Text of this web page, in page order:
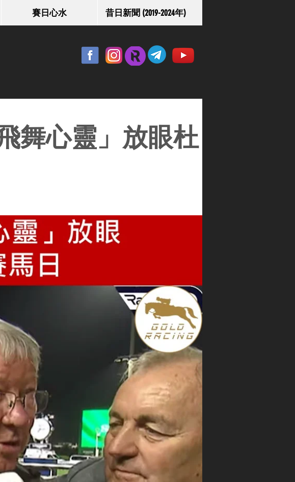
賽日心水 昔日新聞 (2019-2024年)
舞心靈」放眼杜